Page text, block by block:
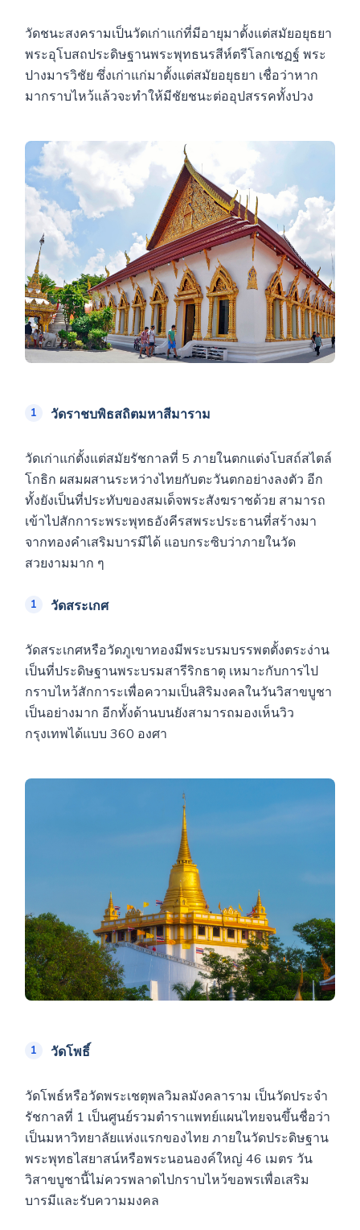
วัดชนะสงครามเป็นวัดเก่าแก่ที่มีอายุมาตั้งแต่สมัยอยุธยา
พระอุโบสถประดิษฐานพระพุทธนรสีห์ตรีโลกเชฏฐ์ พระ
ปางมารวิชัย ซึ่งเก่าแก่มาตั้งแต่สมัยอยุธยา เชื่อว่าหาก
มากราบไหว้แล้วจะทำให้มีชัยชนะต่ออุปสรรคทั้งปวง
วัดราชบพิธสถิตมหาสีมาราม
วัดเก่าแก่ตั้งแต่สมัยรัชกาลที่ 5 ภายในตกแต่งโบสถ์สไตล์
โกธิก ผสมผสานระหว่างไทยกับตะวันตกอย่างลงตัว อีก
ทั้งยังเป็นที่ประทับของสมเด็จพระสังฆราชด้วย สามารถ
เข้าไปสักการะพระพุทธอังคีรสพระประธานที่สร้างมา
จากทองคำเสริมบารมีได้ แอบกระซิบว่าภายในวัด
สวยงามมาก ๆ
วัดสระเกศ
วัดสระเกศหรือวัดภูเขาทองมีพระบรมบรรพตตั้งตระง่าน
เป็นที่ประดิษฐานพระบรมสารีริกธาตุ เหมาะกับการไป
กราบไหว้สักการะเพื่อความเป็นสิริมงคลในวันวิสาขบูชา
เป็นอย่างมาก อีกทั้งด้านบนยังสามารถมองเห็นวิว
กรุงเทพได้แบบ 360 องศา
วัดโพธิ์
วัดโพธ์หรือวัดพระเชตุพลวิมลมังคลาราม เป็นวัดประจำ
รัชกาลที่ 1 เป็นศูนย์รวมตำราแพทย์แผนไทยจนขึ้นชื่อว่า
เป็นมหาวิทยาลัยแห่งแรกของไทย ภายในวัดประดิษฐาน
พระพุทธไสยาสน์หรือพระนอนองค์ใหญ่ 46 เมตร วัน
วิสาขบูชานี้ไม่ควรพลาดไปกราบไหว้ขอพรเพื่อเสริม
บารมีและรับความมงคล